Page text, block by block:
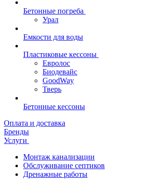
Бетонные погреба
Урал
Емкости для воды
Пластиковые кессоны
Евролос
Биодевайс
GoodWay
Тверь
Бетонные кессоны
Оплата и доставка
Бренды
Услуги
Монтаж канализации
Обслуживание септиков
Дренажные работы